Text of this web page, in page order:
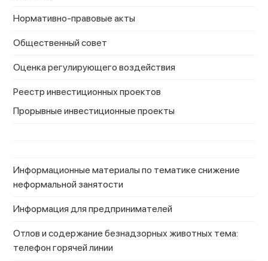
Нормативно-правовые акты
Общественный совет
Оценка регулирующего воздействия
Реестр инвестиционных проектов
Прорывные инвестиционные проекты
Информационные материалы по тематике снижение
неформальной занятости
Информация для предпринимателей
Отлов и содержание безнадзорных животных тема:
телефон горячей линии